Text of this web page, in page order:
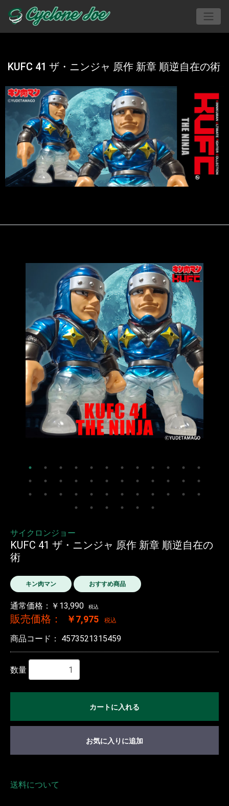
KUFC 41 ザ・ニンジャ 原作 新章 順逆自在の術
サイクロンジョー
KUFC 41 ザ・ニンジャ 原作 新章 順逆自在の
術
キン肉マン おすすめ商品
通常価格：￥13,990 税込
販売価格： ￥7,975 税込
商品コード： 4573521315459
数量
カートに入れる
お気に入りに追加
送料について